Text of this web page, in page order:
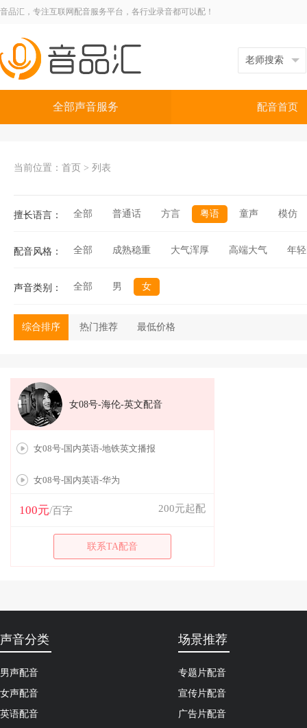
音品汇，专注互联网配音服务平台，各行业录音都可以配！
全部声音服务 配音首页
当前位置： 首页 > 列表
擅长语言： 全部 普通话 方言 粤语 童声 模仿
配音风格： 全部 成熟稳重 大气浑厚 高端大气 年
声音类别： 全部 男 女
综合排序 热门推荐 最低价格
女08号-海伦-英文配音
女08号-国内英语-地铁英文播报
女08号-国内英语-华为
100元/百字 200元起配
联系TA配音
声音分类
男声配音
女声配音
英语配音
场景推荐
专题片配音
宣传片配音
广告片配音